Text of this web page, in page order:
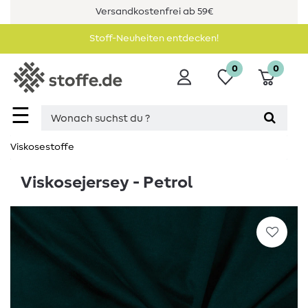
Versandkostenfrei ab 59€
Stoff-Neuheiten entdecken!
☰
0 0
Viskosestoffe
Viskosejersey - Petrol